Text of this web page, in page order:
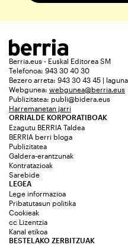
Berria.eus - Euskal Editorea SM
Telefonoa: 943 30 40 30
Bezero arreta: 943 30 43 45 |
Webgunea: webgunea@berria.eus
Publizitatea: publi@bidera.eus
Harremanetan jarri
ORRIALDE KORPORATIBOAK
Ezagutu BERRIA Taldea
BERRIA berri bloga
Publizitatea
Galdera-erantzunak
Kontratazioak
Sarebide
LEGEA
Lege informazioa
Pribatutasun politika
Cookieak
cc Lizentzia
Kanal etikoa
BESTELAKO ZERBITZUAK